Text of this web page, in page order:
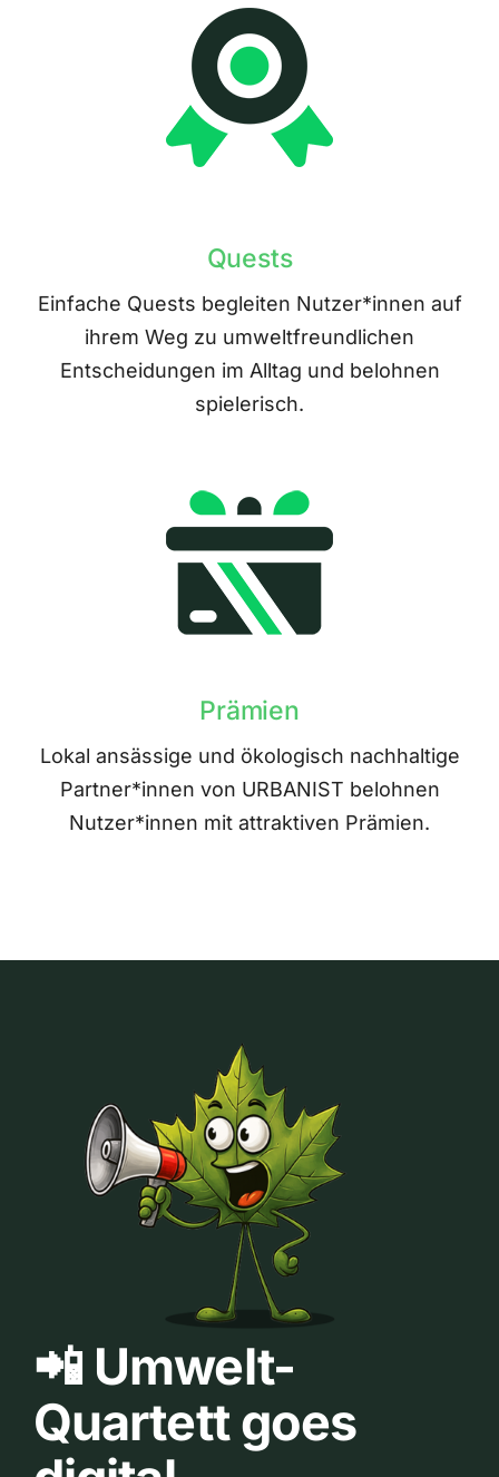
Quests
Einfache Quests begleiten Nutzer*innen auf
ihrem Weg zu umweltfreundlichen
Entscheidungen im Alltag und belohnen
spielerisch.
Prämien
Lokal ansässige und ökologisch nachhaltige
Partner*innen von URBANIST belohnen
Nutzer*innen mit attraktiven Prämien.
📲 Umwelt-
Quartett goes